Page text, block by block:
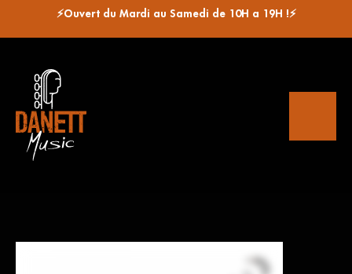
⚡Ouvert du Mardi au Samedi de 10H a 19H !⚡